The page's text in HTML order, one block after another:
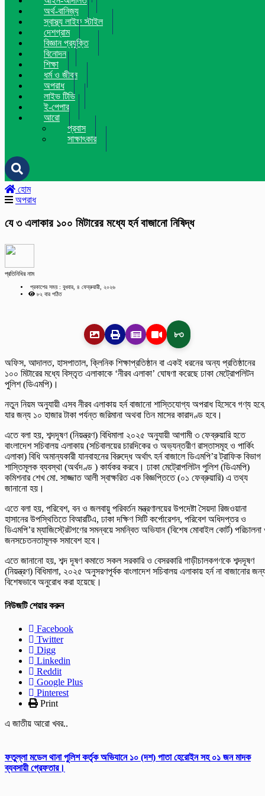
অর্থ-বানিজ্য
স্বাস্থ্য লাইফ স্টাইল
দেশগ্রাম
বিজ্ঞান প্রযুক্তি
বিনোদন
শিক্ষা
ধর্ম ও জীবন
অপরাধ
লাইভ টিভি
ই-পেপার
আরো
প্রবাস
সাক্ষাৎকার
হোম
অপরাধ
যে ৩ এলাকার ১০০ মিটারের মধ্যে হর্ন বাজানো নিষিদ্ধ
প্রতিনিধির নাম
প্রকাশের সময় : বুধবার, ৪ ফেব্রুয়ারী, ২০২৬
৮২ বার পঠিত
৮৩
অফিস, আদালত, হাসপাতাল, ক্লিনিক শিক্ষাপ্রতিষ্ঠান বা একই ধরনের অন্য প্রতিষ্ঠানের
১০০ মিটারের মধ্যে বিস্তৃত এলাকাকে ‘নীরব এলাকা’ ঘোষণা করেছে ঢাকা মেট্রোপলিটন
পুলিশ (ডিএমপি)।
নতুন নিয়ম অনুযায়ী এসব নীরব এলাকায় হর্ন বাজানো শাস্তিযোগ্য অপরাধ হিসেবে গণ্য
যার জন্য ১০ হাজার টাকা পর্যন্ত জরিমানা অথবা তিন মাসের কারাদণ্ড হবে।
এতে বলা হয়, শব্দদূষণ (নিয়ন্ত্রণ) বিধিমালা ২০২৫ অনুযায়ী আগামী ৩ ফেব্রুয়ারি হতে
বাংলাদেশ সচিবালয় এলাকায় (সচিবালয়ের চারদিকের ও অভ্যন্তরীণ রাস্তাসমূহ ও পার্কিং
এলাকা) বিধি অমান্যকারী যানবাহনের বিরুদ্ধে অর্থাৎ হর্ন বাজালে ডিএমপি’র ট্রাফিক বিভাগ
শাস্তিমূলক ব্যবস্থা (অর্থদণ্ড ) কার্যকর করবে। ঢাকা মেট্রোপলিটন পুলিশ (ডিএমপি)
কমিশনার শেখ মো. সাজ্জাত আলী স্বাক্ষরিত এক বিজ্ঞপ্তিতে (০১ ফেব্রুয়ারি) এ তথ্য
জানানো হয়।
এতে বলা হয়, পরিবেশ, বন ও জলবায়ু পরিবর্তন মন্ত্রণালয়ের উপদেষ্টা সৈয়দা রিজওয়ানা
হাসানের উপস্থিতিতে বিআরটিএ, ঢাকা দক্ষিণ সিটি কর্পোরেশন, পরিবেশ অধিদপ্তর ও
ডিএমপি’র ম্যাজিস্ট্রেটগণের সমন্বয়ে সমন্বিত অভিযান (বিশেষ মোবাইল কোর্ট)
জনসচেতনতামূলক সমাবেশ হবে।
এতে জানানো হয়, শব্দ দূষণ কমাতে সকল সরকারি ও বেসরকারি গাড়ীচালকগণকে শব্দদূষণ
(নিয়ন্ত্রণ) বিধিমালা, ২০২৫ অনুসরণপূর্বক বাংলাদেশ সচিবালয় এলাকায় হর্ন না বাজানোর
বিশেষভাবে অনুরোধ করা হয়েছে।
নিউজটি শেয়ার করুন
Facebook
Twitter
Digg
Linkedin
Reddit
Google Plus
Pinterest
Print
এ জাতীয় আরো খবর..
ফতুল্লা মডেল থানা পুলিশ কর্তৃক অভিযানে ১০ (দশ) পাতা হেরোইন সহ ০১ জন মাদক
ব্যবসায়ী গ্রেফতার।